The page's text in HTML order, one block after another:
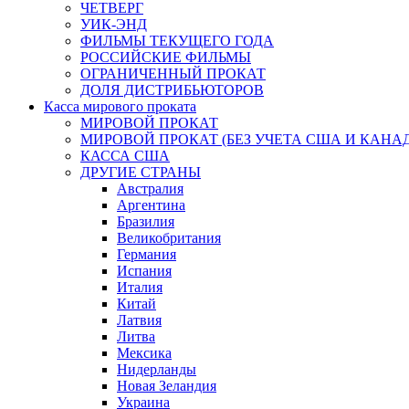
ЧЕТВЕРГ
УИК-ЭНД
ФИЛЬМЫ ТЕКУЩЕГО ГОДА
РОССИЙСКИЕ ФИЛЬМЫ
ОГРАНИЧЕННЫЙ ПРОКАТ
ДОЛЯ ДИСТРИБЬЮТОРОВ
Касса мирового проката
МИРОВОЙ ПРОКАТ
МИРОВОЙ ПРОКАТ (БЕЗ УЧЕТА США И
КАССА США
ДРУГИЕ СТРАНЫ
Австралия
Аргентина
Бразилия
Великобритания
Германия
Испания
Италия
Китай
Латвия
Литва
Мексика
Нидерланды
Новая Зеландия
Украина